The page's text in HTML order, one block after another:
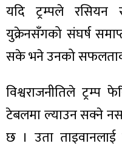
यदि ट्रम्पले रसियन
युक्रेनसँगको संघर्ष
सके भने उनको
विश्वराजनीतिले ट्रम्प
टेबलमा ल्याउन सक्ने
छ । उता ताइवानलाई